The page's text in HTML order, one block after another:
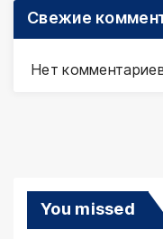
Свежие
Нет
You missed